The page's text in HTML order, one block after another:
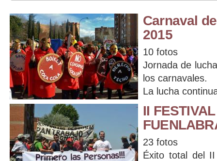
Carnaval
2015
10 fotos
Jornada de
los carnavales.
La lucha
II
23 fotos
Éxito total del II